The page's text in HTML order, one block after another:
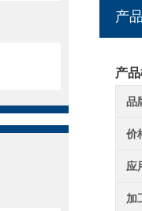
产
产
品
价
应
加